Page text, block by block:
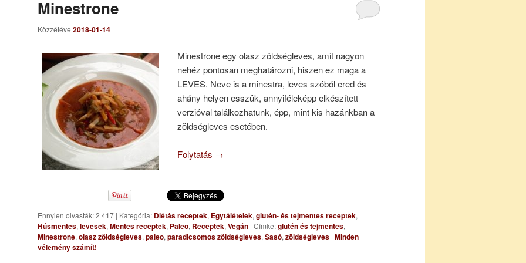
Minestrone
Közzétéve 2018-01-14
Minestrone egy olasz zöldségleves, amit nagyon
nehéz pontosan meghatározni, hiszen ez maga a
LEVES. Neve is a minestra, leves szóból ered és
ahány helyen esszük, annyiféleképp elkészített
verzióval találkozhatunk, épp, mint kis hazánkban a
zöldségleves esetében.
Folytatás →
Ennyien olvasták: 2 417 | Kategória: Diétás receptek, Egytálételek,glutén- és tejmentes receptek,
Húsmentes,levesek,Mentes receptek, Paleo, Receptek,Vegán | Címke:glutén és tejmentes,
Minestrone,olasz zöldségleves,paleo,paradicsomos zöldségleves,Sasó,zöldségleves | Minden
vélemény számít!